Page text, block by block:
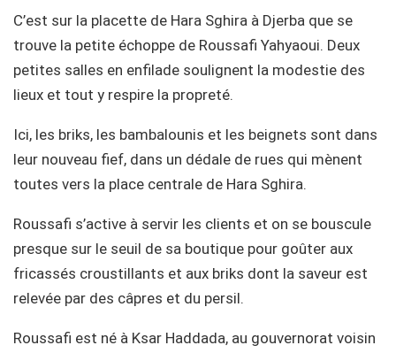
C’est sur la placette de Hara Sghira à Djerba que se
trouve la petite échoppe de Roussafi Yahyaoui. Deux
petites salles en enfilade soulignent la modestie des
lieux et tout y respire la propreté.
Ici, les briks, les bambalounis et les beignets sont dans
leur nouveau fief, dans un dédale de rues qui mènent
toutes vers la place centrale de Hara Sghira.
Roussafi s’active à servir les clients et on se bouscule
presque sur le seuil de sa boutique pour goûter aux
fricassés croustillants et aux briks dont la saveur est
relevée par des câpres et du persil.
Roussafi est né à Ksar Haddada, au gouvernorat voisin